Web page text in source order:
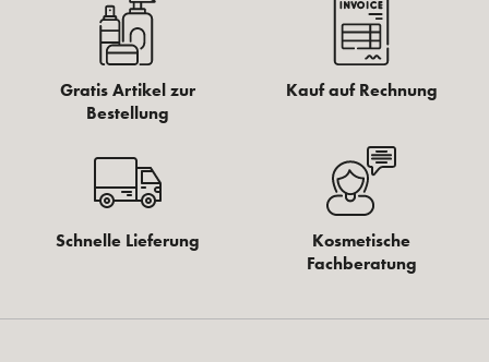
Gratis Artikel zur
Bestellung
Kauf auf Rechnung
Schnelle Lieferung
Kosmetische
Fachberatung